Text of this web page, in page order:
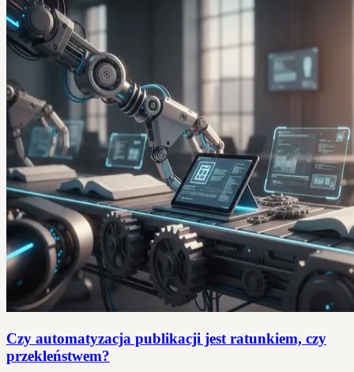
Czy automatyzacja publikacji jest ratunkiem, czy
przekleństwem?